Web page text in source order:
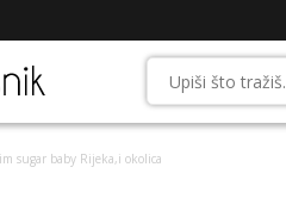
sugar baby Rijeka,i okolica